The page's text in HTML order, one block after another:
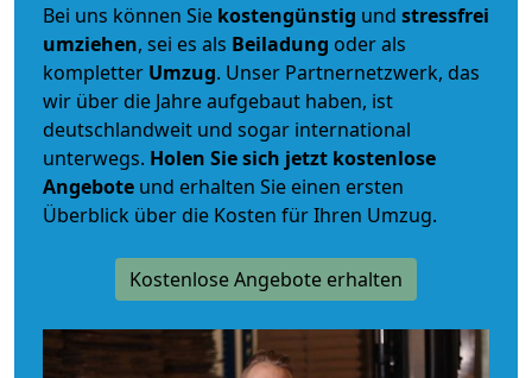
Bei uns können Sie kostengünstig und stressfrei
umziehen, sei es als Beiladung oder als
kompletter Umzug. Unser Partnernetzwerk, das
wir über die Jahre aufgebaut haben, ist
deutschlandweit und sogar international
unterwegs. Holen Sie sich jetzt kostenlose
Angebote und erhalten Sie einen ersten
Überblick über die Kosten für Ihren Umzug.
Kostenlose Angebote erhalten